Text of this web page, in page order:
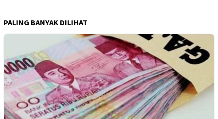
PALING BANYAK DILIHAT